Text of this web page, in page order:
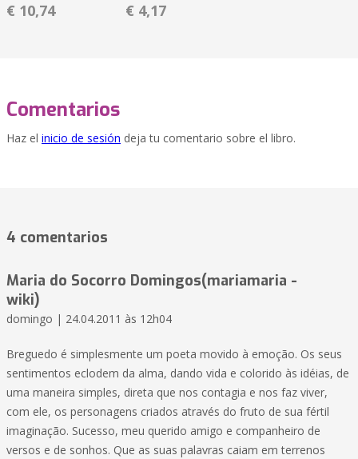
€ 10,74 € 4,17
Comentarios
Haz el inicio de sesión deja tu comentario sobre el libro.
4 comentarios
Maria do Socorro Domingos(mariamaria -
wiki)
domingo | 24.04.2011 às 12h04
Breguedo é simplesmente um poeta movido à emoção. Os seus
sentimentos eclodem da alma, dando vida e colorido às idéias, de
uma maneira simples, direta que nos contagia e nos faz viver,
com ele, os personagens criados através do fruto de sua fértil
imaginação. Sucesso, meu querido amigo e companheiro de
versos e de sonhos. Que as suas palavras caiam em terrenos